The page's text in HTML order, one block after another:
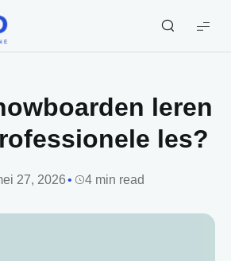
leren
les?
27, 2026 4 min read